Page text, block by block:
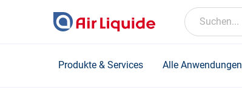
Suchen...
Produkte & Services Alle Anwendungen